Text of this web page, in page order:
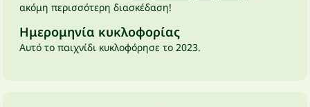
ακόμη περισσότερη διασκέδαση!
Ημερομηνία κυκλοφορίας
Αυτό το παιχνίδι κυκλοφόρησε το 2023.